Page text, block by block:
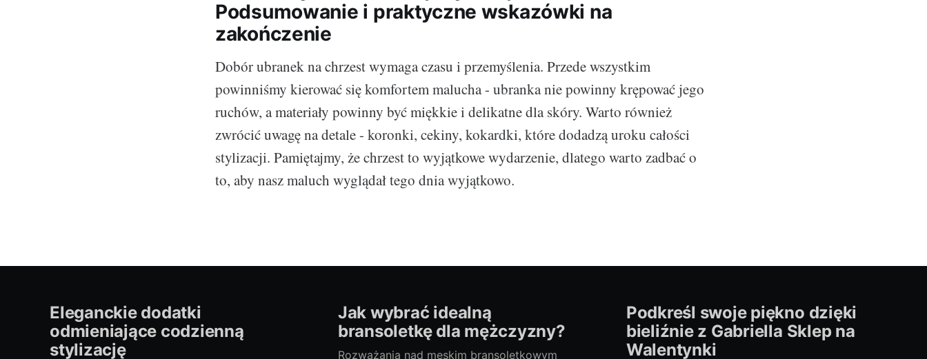
Podsumowanie i praktyczne wskazówki na
zakończenie
Dobór ubranek na chrzest wymaga czasu i przemyślenia. Przede wszystkim
powinniśmy kierować się komfortem malucha - ubranka nie powinny krępować jego
ruchów, a materiały powinny być miękkie i delikatne dla skóry. Warto również
zwrócić uwagę na detale - koronki, cekiny, kokardki, które dodadzą uroku całości
stylizacji. Pamiętajmy, że chrzest to wyjątkowe wydarzenie, dlatego warto zadbać o
to, aby nasz maluch wyglądał tego dnia wyjątkowo.
Eleganckie dodatki
odmieniające codzienną
stylizację
Jak wybrać idealną
bransoletkę dla mężczyzny?
Rozważania nad męskim bransoletkowym
Podkreśl swoje piękno dzięki
bieliźnie z Gabriella Sklep na
Walentynki